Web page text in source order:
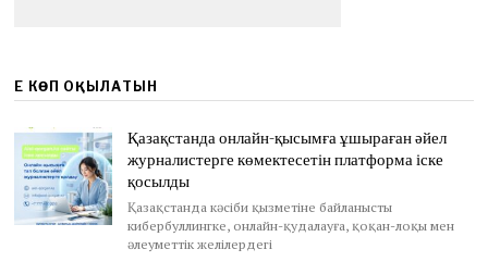
ЕҢ КӨП ОҚЫЛАТЫН
Қазақстанда онлайн-қысымға ұшыраған әйел
журналистерге көмектесетін платформа іске
қосылды
Қазақстанда кәсіби қызметіне байланысты
кибербуллингке, онлайн-қудалауға, қоқан-лоқы мен
әлеуметтік желілердегі